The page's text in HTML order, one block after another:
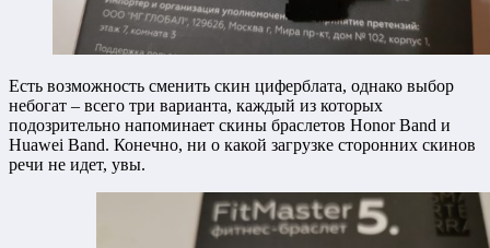
Есть возможность сменить скин циферблата, однако выбор
небогат – всего три варианта, каждый из которых
подозрительно напоминает скины браслетов Honor Band и
Huawei Band. Конечно, ни о какой загрузке сторонних скинов
речи не идет, увы.